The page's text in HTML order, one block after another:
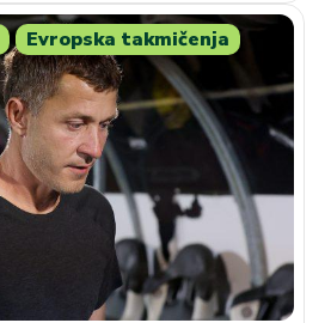
Evropska takmičenja